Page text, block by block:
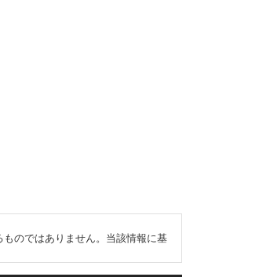
のではありません。当該情報に基